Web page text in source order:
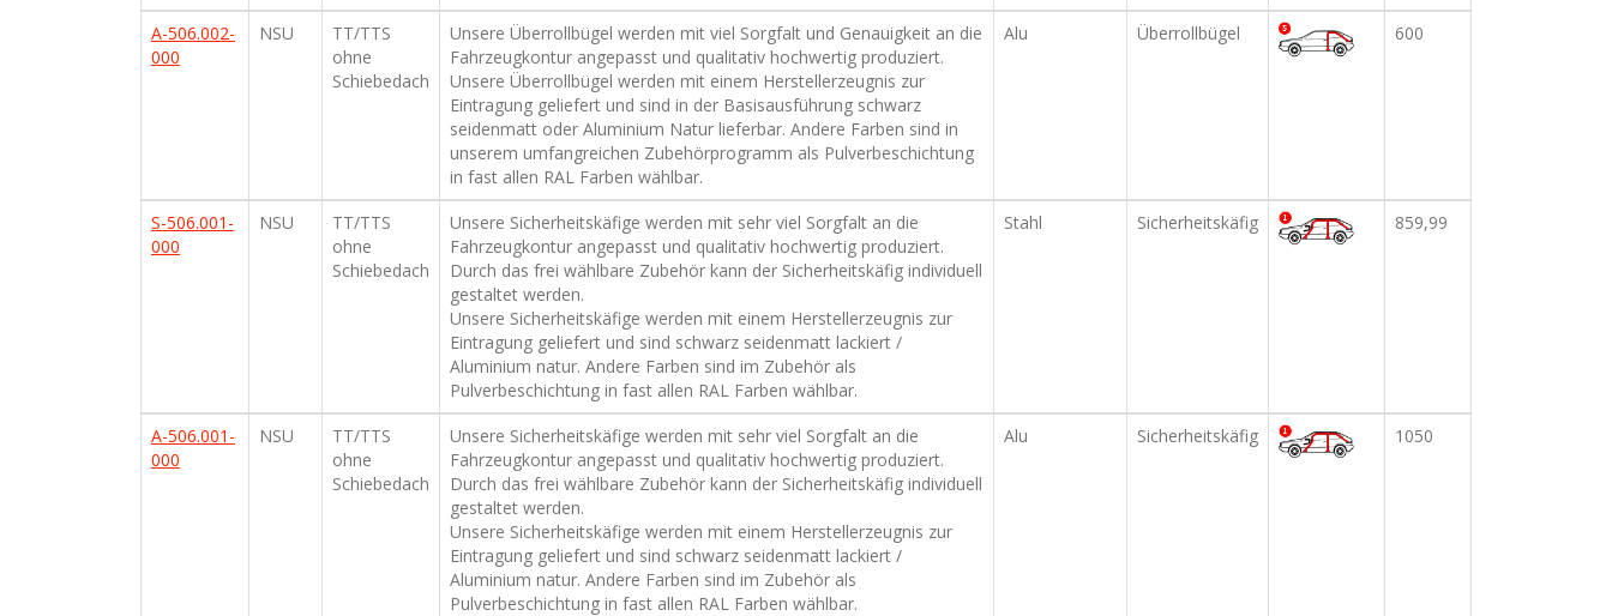
A-506.002-
000
NSU
TT/TTS
ohne
Schiebedach
Unsere Überrollbügel werden mit viel Sorgfalt und Genauigkeit an die
Fahrzeugkontur angepasst und qualitativ hochwertig produziert.
Unsere Überrollbügel werden mit einem Herstellerzeugnis zur
Eintragung geliefert und sind in der Basisausführung schwarz
seidenmatt oder Aluminium Natur lieferbar. Andere Farben sind in
unserem umfangreichen Zubehörprogramm als Pulverbeschichtung
in fast allen RAL Farben wählbar.
Alu Überrollbügel 600
S-506.001-
000
NSU
TT/TTS
ohne
Schiebedach
Unsere Sicherheitskäfige werden mit sehr viel Sorgfalt an die
Fahrzeugkontur angepasst und qualitativ hochwertig produziert.
Durch das frei wählbare Zubehör kann der Sicherheitskäfig individuell
gestaltet werden.
Unsere Sicherheitskäfige werden mit einem Herstellerzeugnis zur
Eintragung geliefert und sind schwarz seidenmatt lackiert /
Aluminium natur. Andere Farben sind im Zubehör als
Pulverbeschichtung in fast allen RAL Farben wählbar.
Stahl Sicherheitskäfig 859,99
A-506.001-
000
NSU
TT/TTS
ohne
Schiebedach
Unsere Sicherheitskäfige werden mit sehr viel Sorgfalt an die
Fahrzeugkontur angepasst und qualitativ hochwertig produziert.
Durch das frei wählbare Zubehör kann der Sicherheitskäfig individuell
gestaltet werden.
Unsere Sicherheitskäfige werden mit einem Herstellerzeugnis zur
Eintragung geliefert und sind schwarz seidenmatt lackiert /
Aluminium natur. Andere Farben sind im Zubehör als
Pulverbeschichtung in fast allen RAL Farben wählbar.
Alu Sicherheitskäfig 1050